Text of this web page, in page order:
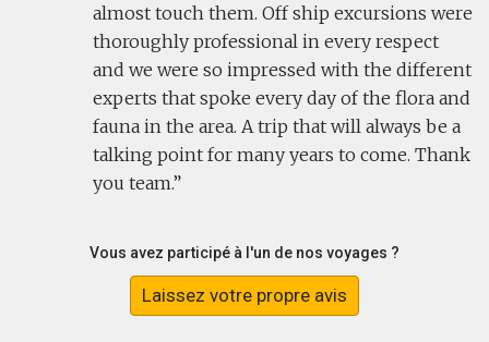
almost touch them. Off ship excursions were
thoroughly professional in every respect
and we were so impressed with the different
experts that spoke every day of the flora and
fauna in the area. A trip that will always be a
talking point for many years to come. Thank
you team.
Vous avez participé à l'un de nos voyages ?
Laissez votre propre avis